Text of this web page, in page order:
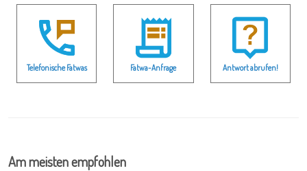
Telefonische Fatwas Fatwa-Anfrage Antwort abrufen!
Am meisten empfohlen